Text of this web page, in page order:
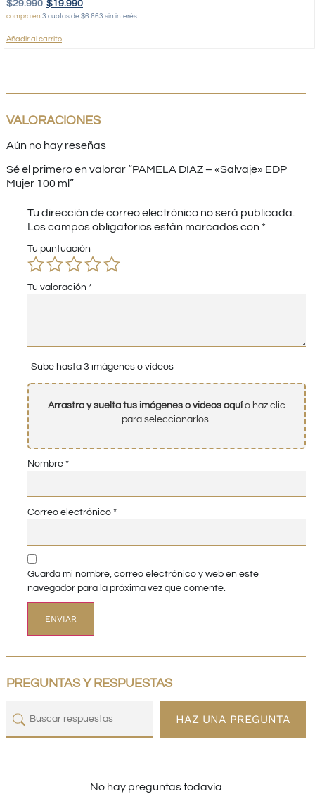
$29.990 $19.990
compra en 3 cuotas de $6.663 sin interés
Añadir al carrito
VALORACIONES
Aún no hay reseñas
Sé el primero en valorar “PAMELA DIAZ – «Salvaje» EDP
Mujer 100 ml”
Tu dirección de correo electrónico no será publicada.
Los campos obligatorios están marcados con *
Tu puntuación
Tu valoración *
Sube hasta 3 imágenes o vídeos
Arrastra y suelta tus imágenes o videos aquío haz clic
para seleccionarlos.
Nombre *
Correo electrónico *
Guarda mi nombre, correo electrónico y web en este
navegador para la próxima vez que comente.
PREGUNTAS Y RESPUESTAS
HAZ UNA PREGUNTA
No hay preguntas todavía